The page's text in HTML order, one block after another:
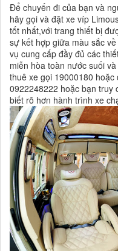
Để chuyến đi của bạn và
hãy gọi và đặt xe víp
tốt nhất,với trang thiết bị
sự kết hợp giữa màu sắc
vụ cung cấp đầy đủ các
miễn hòa toàn nước suối
thuê xe gọi 19000180
0922248222 hoặc bạn truy
biết rõ hơn hành trình xe